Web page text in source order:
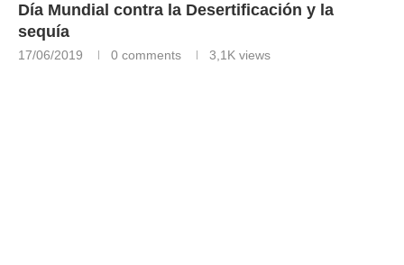
Día Mundial contra la Desertificación y la
sequía
17/06/2019 0 comments 3,1K views